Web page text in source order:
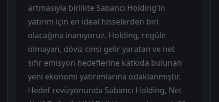
artmasıyla birlikte Sabancı Holding'in
yatırım için en ideal hisselerden biri
olacağına inanıyoruz. Holding, regüle
olmayan, döviz cinsi gelir yaratan ve net
sıfır emisyon hedeflerine katkıda bulunan
yeni ekonomi yatırımlarına odaklanmıştır.
Hedef revizyonunda Sabancı Holding, Net